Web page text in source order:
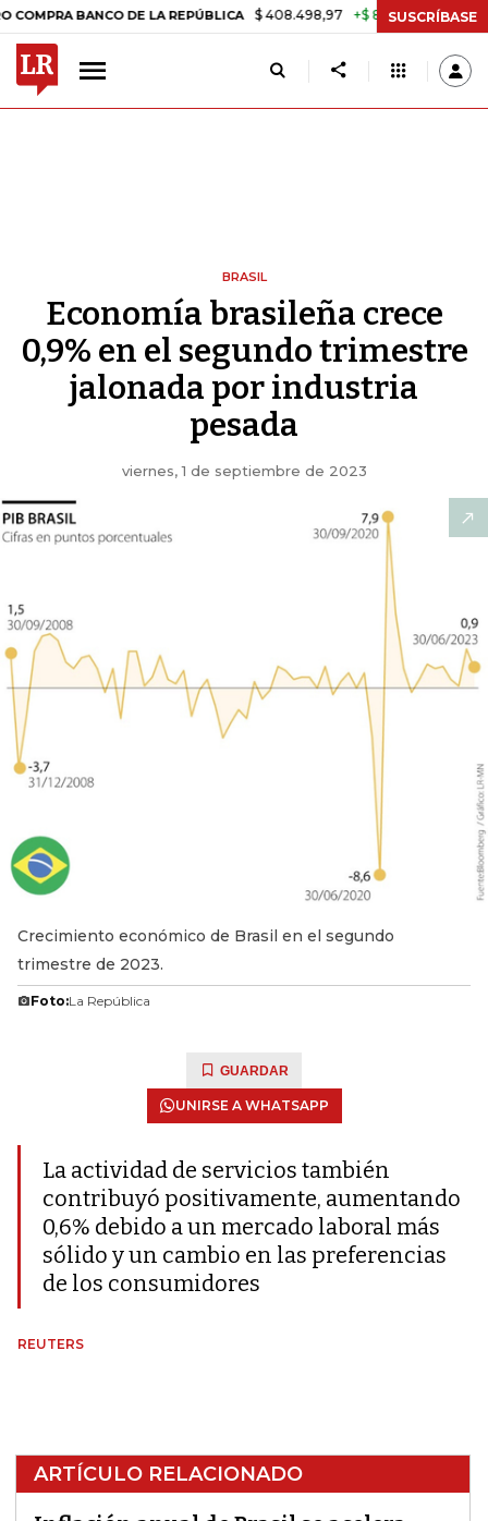
BANCO DE LA REPÚBLICA $ 408.498,97 +$ 8.753,81 +2,19%
SUSCRÍBASE
BRASIL
Economía brasileña crece
0,9% en el segundo trimestre
jalonada por industria
pesada
viernes, 1 de septiembre de 2023
Crecimiento económico de Brasil en el segundo
trimestre de 2023.
Foto:La República
GUARDAR
UNIRSE A WHATSAPP
La actividad de servicios también
contribuyó positivamente, aumentando
0,6% debido a un mercado laboral más
sólido y un cambio en las preferencias
de los consumidores
REUTERS
ARTÍCULO RELACIONADO